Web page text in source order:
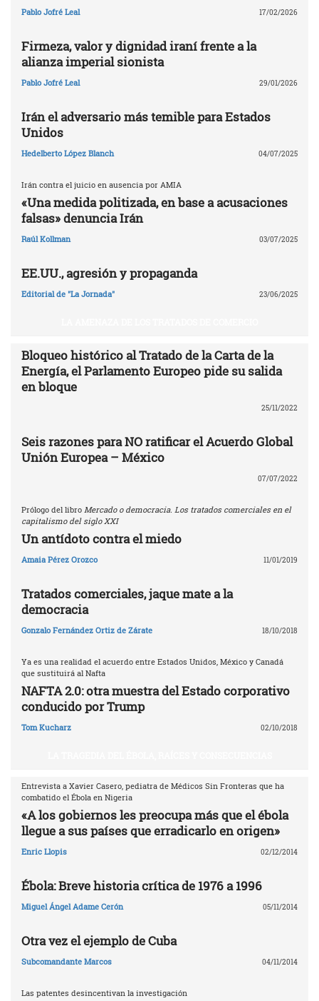
Pablo Jofré Leal 17/02/2026
Firmeza, valor y dignidad iraní frente a la
alianza imperial sionista
Pablo Jofré Leal 29/01/2026
Irán el adversario más temible para Estados
Unidos
Hedelberto López Blanch 04/07/2025
Irán contra el juicio en ausencia por AMIA
«Una medida politizada, en base a acusaciones
falsas» denuncia Irán
Raúl Kollman 03/07/2025
EE.UU., agresión y propaganda
Editorial de "La Jornada" 23/06/2025
Bloqueo histórico al Tratado de la Carta de la
Energía, el Parlamento Europeo pide su salida
en bloque
25/11/2022
Seis razones para NO ratificar el Acuerdo Global
Unión Europea – México
07/07/2022
Prólogo del libro Mercado o democracia. Los tratados comerciales en el
capitalismo del siglo XXI
Un antídoto contra el miedo
Amaia Pérez Orozco 11/01/2019
Tratados comerciales, jaque mate a la
democracia
Gonzalo Fernández Ortiz de Zárate 18/10/2018
Ya es una realidad el acuerdo entre Estados Unidos, México y Canadá
que sustituirá al Nafta
NAFTA 2.0: otra muestra del Estado corporativo
conducido por Trump
Tom Kucharz 02/10/2018
Entrevista a Xavier Casero, pediatra de Médicos Sin Fronteras que ha
combatido el Ébola en Nigeria
«A los gobiernos les preocupa más que el ébola
llegue a sus países que erradicarlo en origen»
Enric Llopis 02/12/2014
Ébola: Breve historia crítica de 1976 a 1996
Miguel Ángel Adame Cerón 05/11/2014
Otra vez el ejemplo de Cuba
Subcomandante Marcos 04/11/2014
Las patentes desincentivan la investigación